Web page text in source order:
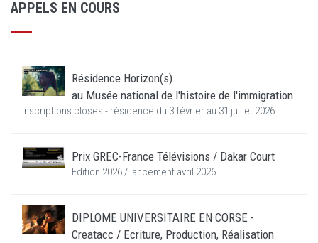
APPELS EN COURS
Résidence Horizon(s)
au Musée national de l'histoire de l'immigration
Inscriptions closes - résidence du 3 février au 31 juillet 2026
Prix GREC-France Télévisions / Dakar Court
Edition 2026 / lancement avril 2026
DIPLOME UNIVERSITAIRE EN CORSE -
Creatacc / Ecriture, Production, Réalisation